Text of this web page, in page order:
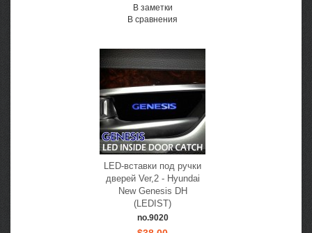
В заметки
В сравнения
LED-вставки под ручки
дверей Ver,2 - Hyundai
New Genesis DH
(LEDIST)
no.9020